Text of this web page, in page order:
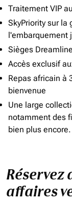
Traitement VIP
SkyPriority sur la
l'embarquement
Sièges
Accès exclusif
Repas africain à
bienvenue
Une large
notamment des
bien plus encore.
Réservez
affaires